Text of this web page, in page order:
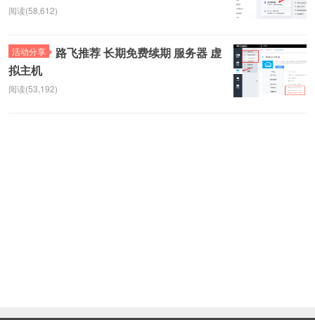
阅读(58,612)
活动分享
路飞推荐 长期免费续期 服务器 虚
拟主机
阅读(53,192)